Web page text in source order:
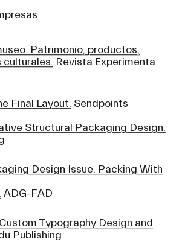
Patrimonio, productos,
culturales. Revista Experimenta
Final Layout. Sendpoints
Structural Packaging Design.
Design Issue. Packing With
ADG-FAD
Typography Design and
Publishing